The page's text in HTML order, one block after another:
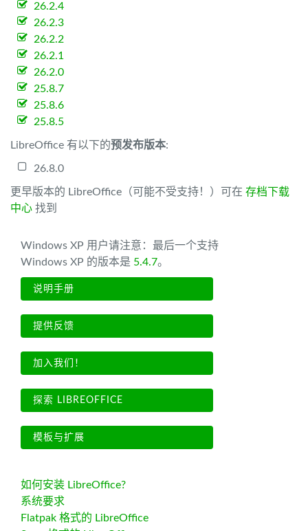
26.2.4
26.2.3
26.2.2
26.2.1
26.2.0
25.8.7
25.8.6
25.8.5
LibreOffice 有以下的预发布版本:
26.8.0
更早版本的 LibreOffice（可能不受支持！）可在 存档下载
中心 找到
Windows XP 用户请注意：最后一个支持
Windows XP 的版本是 5.4.7。
说明手册
提供反馈
加入我们！
探索 LIBREOFFICE
模板与扩展
如何安装 LibreOffice?
系统要求
Flatpak 格式的 LibreOffice